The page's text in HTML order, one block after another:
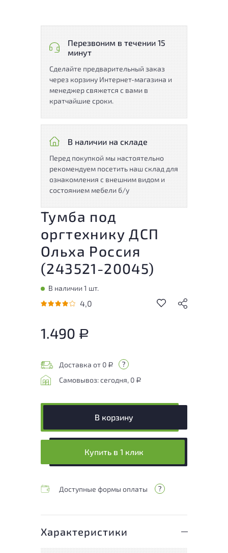
Перезвоним в течении 15
минут
Сделайте предварительный заказ
через корзину Интернет-магазина и
менеджер свяжется с вами в
кратчайшие сроки.
В наличии на складе
Перед покупкой мы настоятельно
рекомендуем посетить наш склад для
ознакомления с внешним видом и
состоянием мебели б/у
Тумба под
оргтехнику ДСП
Ольха Россия
(243521-20045)
В наличии 1 шт.
4,0
1.490 Р
Доставка от 0 Р
Самовывоз: сегодня, 0 Р
В корзину
Купить в 1 клик
Доступные формы оплаты
Характеристики